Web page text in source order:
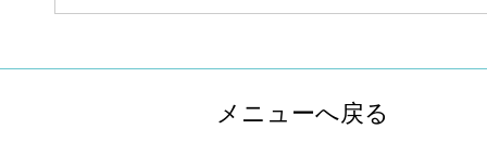
メニューへ戻る